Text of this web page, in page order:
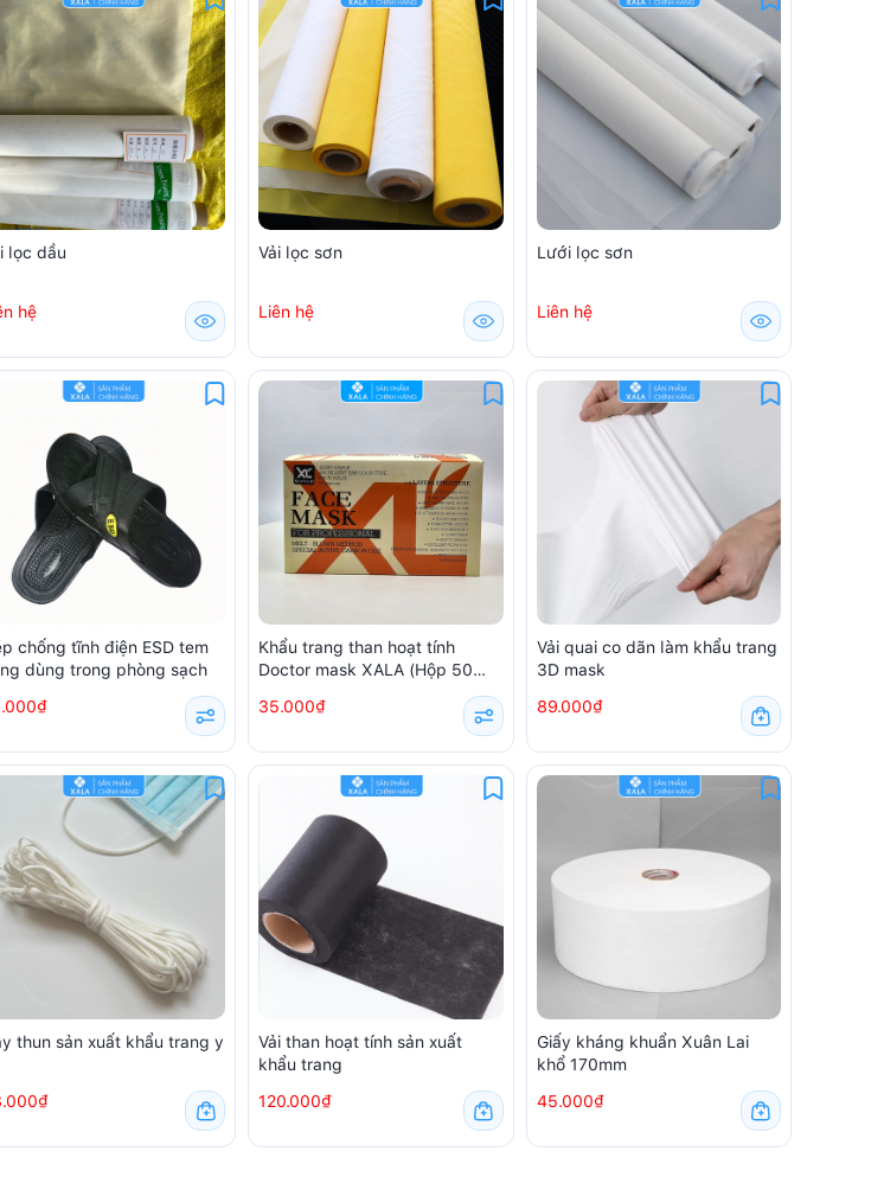
lọc dầu
hệ
Vải lọc sơn
Liên hệ
Lưới lọc sơn
Liên hệ
chống tĩnh điện ESD tem
dùng trong phòng sạch
Khẩu trang than hoạt tính
Doctor mask XALA (Hộp 50
35.000₫
Vải quai co dãn làm khẩu trang
3D mask
89.000₫
thun sản xuất khẩu trang y
Vải than hoạt tính sản xuất
khẩu trang
120.000₫
Giấy kháng khuẩn Xuân Lai
khổ 170mm
45.000₫